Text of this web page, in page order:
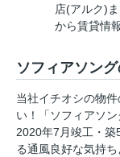
店(アルク)
から賃貸情
ソフィアソン
当社イチオシの物
い！「ソフィアソ
2020年7月竣工・築
る通風良好な気持